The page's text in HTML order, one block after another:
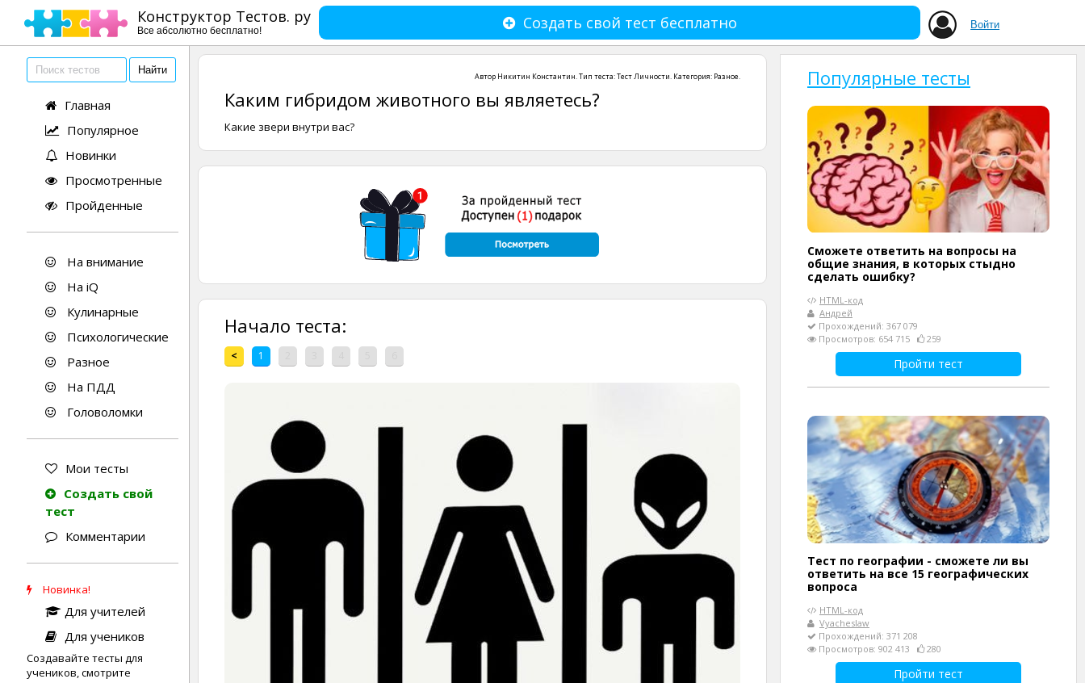
Конструктор Тестов. ру
Все абсолютно бесплатно! Войти
Создать свой тест бесплатно
Главная
Популярное
Новинки
Просмотренные
Пройденные
На внимание
На iQ
Кулинарные
Психологические
Разное
На ПДД
Головоломки
Мои тесты
Создать свой
тест
Комментарии
Новинка!
Для учителей
Для учеников
Создавайте тесты для
учеников, смотрите
Автор Никитин Константин. Тип теста:Тест Личности. Категория: Разное.
Каким гибридом животного вы являетесь?
Какие звери внутри вас?
Начало теста:
< 1
Популярные тесты
Сможете ответить на вопросы на
общие знания, в которых стыдно
сделать ошибку?
HTML-код
Андрей
Прохождений: 367 079
Просмотров: 654 715
259
Пройти тест
Тест по географии - сможете ли вы
ответить на все 15 географических
вопроса
HTML-код
Vyacheslaw
Прохождений: 371 208
Просмотров: 902 413
280
Пройти тест